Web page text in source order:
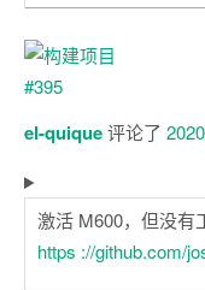
el-quique评论了
激活 M600，但没有
https ://github.com/